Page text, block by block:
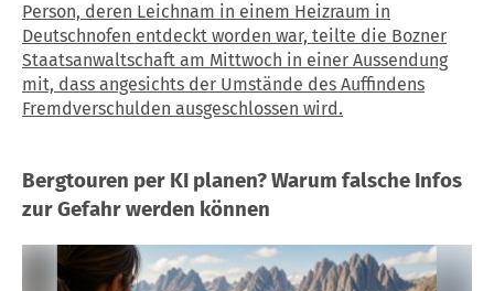
Person, deren Leichnam in einem Heizraum in
Deutschnofen entdeckt worden war, teilte die Bozner
Staatsanwaltschaft am Mittwoch in einer Aussendung
mit, dass angesichts der Umstände des Auffindens
Fremdverschulden ausgeschlossen wird.
Bergtouren per KI planen? Warum falsche Infos
zur Gefahr werden können